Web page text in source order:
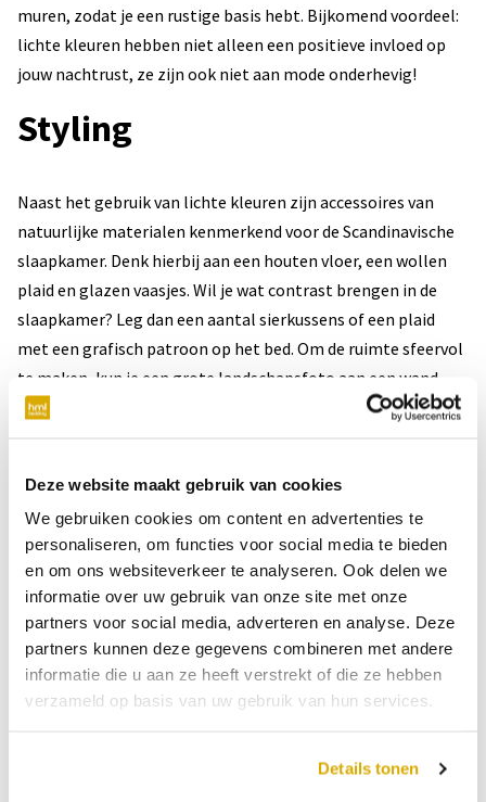
Deze website maakt gebruik van cookies
We gebruiken cookies om content en advertenties te
personaliseren, om functies voor social media te bieden
en om ons websiteverkeer te analyseren. Ook delen we
informatie over uw gebruik van onze site met onze
partners voor social media, adverteren en analyse. Deze
partners kunnen deze gegevens combineren met andere
informatie die u aan ze heeft verstrekt of die ze hebben
verzameld op basis van uw gebruik van hun services.
Details tonen
muren, zodat je een rustige basis hebt. Bijkomend voordeel:
lichte kleuren hebben niet alleen een positieve invloed op
jouw nachtrust, ze zijn ook niet aan mode onderhevig!
Styling
Naast het gebruik van lichte kleuren zijn accessoires van
natuurlijke materialen kenmerkend voor de Scandinavische
slaapkamer. Denk hierbij aan een houten vloer, een wollen
plaid en glazen vaasjes. Wil je wat contrast brengen in de
slaapkamer? Leg dan een aantal sierkussens of een plaid
met een grafisch patroon op het bed. Om de ruimte sfeervol
te maken, kun je een grote landschapsfoto aan een wand
hangen.
De blikvangende boxspring is in een Scandinavische
slaapkamer idealerwijs ook licht van kleur. Het voordeel van
een boxspring is dat je deze kunt laten bekleden met een
stof naar keuze dus er is altijd wel een kleur te vinden die aan
jouw smaak voldoet. Om in de Scandinavische sfeer te
blijven, kun je de boxspring bijvoorbeeld in een mooie
lichtblauwe of lichtgrijze stof laten uitvoeren.
Wist je dat een boxspring nog veel meer voordelen heeft? Zo